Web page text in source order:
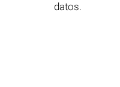
datos.